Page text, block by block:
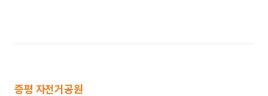
증평 자전거공원